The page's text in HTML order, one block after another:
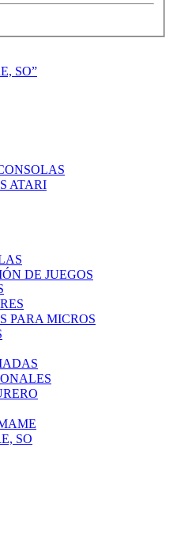
SO”
ATARI
DE JUEGOS
PARA MICROS
SO